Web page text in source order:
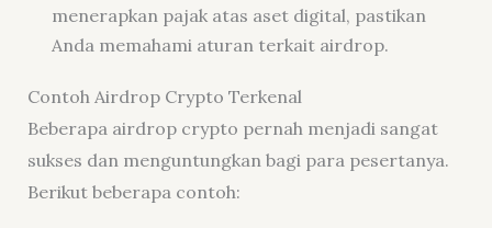
menerapkan pajak atas aset digital, pastikan
Anda memahami aturan terkait airdrop.
Contoh Airdrop Crypto Terkenal
Beberapa airdrop crypto pernah menjadi sangat
sukses dan menguntungkan bagi para pesertanya.
Berikut beberapa contoh: